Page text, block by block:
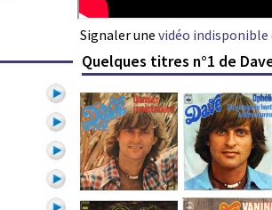
Signaler une vidéo indisponible
Quelques titres n°1 de